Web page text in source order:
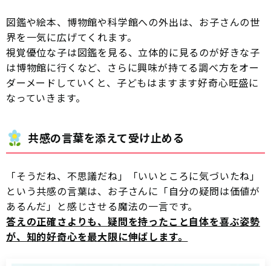
図鑑や絵本、博物館や科学館への外出は、お子さんの世
界を一気に広げてくれます。
視覚優位な子は図鑑を見る、立体的に見るのが好きな子
は博物館に行くなど、さらに興味が持てる調べ方をオー
ダーメードしていくと、子どもはますます好奇心旺盛に
なっていきます。
共感の言葉を添えて受け止める
「そうだね、不思議だね」「いいところに気づいたね」
という共感の言葉は、お子さんに「自分の疑問は価値が
あるんだ」と感じさせる魔法の一言です。
答えの正確さよりも、疑問を持ったこと自体を喜ぶ姿勢
が、知的好奇心を最大限に伸ばします。